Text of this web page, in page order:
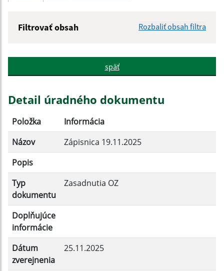
Filtrovať obsah Rozbaliť obsah filtra
Popis:
Dátum zverejnenia do:
Filtrovať
späť
Detail úradného dokumentu
Položka
Informácia
Názov
Zápisnica 19.11.2025
Popis
Typ
dokumentu
Zasadnutia OZ
Doplňujúce
informácie
Dátum
zverejnenia
25.11.2025